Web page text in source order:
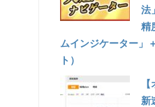
法
精
ムインジケーター」
ト）
新